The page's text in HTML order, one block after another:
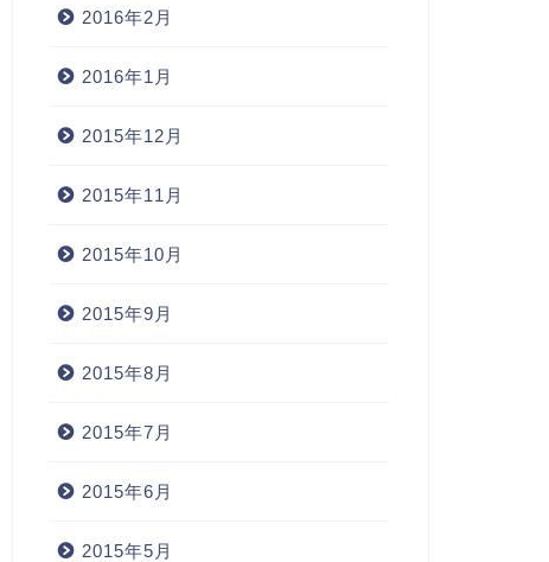
2016年2月
2016年1月
2015年12月
2015年11月
2015年10月
2015年9月
2015年8月
2015年7月
2015年6月
2015年5月